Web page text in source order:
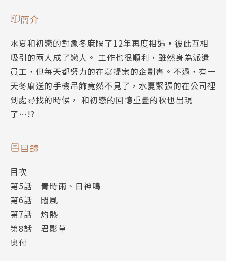
簡介
水夏和初戀的對象冬麻隔了12年再度相遇，彼此互相
吸引的兩人成了戀人。 工作也很順利，雖然身為派遣
員工，但每天都努力的在寫提案的企劃書。不過，有一
天冬麻送的手機吊飾竟然不見了，水夏緊張的在公司裡
到處尋找的時候， 和初戀的回憶重疊的秋也出現
了…!?
目錄
目次
第5話 青時雨、日神鳴
第6話 悶風
第7話 灼熱
第8話 君影草
奥付